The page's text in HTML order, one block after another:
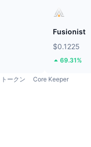
Fusionist
$0.1225
69.31%
トークン Core Keeper